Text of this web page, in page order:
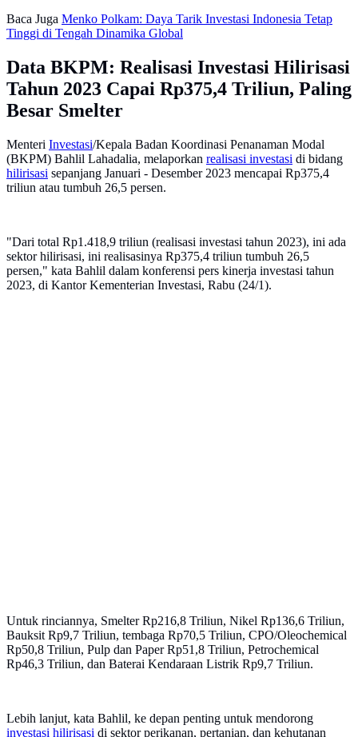
Baca Juga Menko Polkam: Daya Tarik Investasi Indonesia Tetap
Tinggi di Tengah Dinamika Global
Data BKPM: Realisasi Investasi Hilirisasi
Tahun 2023 Capai Rp375,4 Triliun, Paling
Besar Smelter
Menteri Investasi/Kepala Badan Koordinasi Penanaman Modal
(BKPM) Bahlil Lahadalia, melaporkan realisasi investasi di bidang
hilirisasi sepanjang Januari - Desember 2023 mencapai Rp375,4
triliun atau tumbuh 26,5 persen.
"Dari total Rp1.418,9 triliun (realisasi investasi tahun 2023), ini ada
sektor hilirisasi, ini realisasinya Rp375,4 triliun tumbuh 26,5
persen," kata Bahlil dalam konferensi pers kinerja investasi tahun
2023, di Kantor Kementerian Investasi, Rabu (24/1).
Untuk rinciannya, Smelter Rp216,8 Triliun, Nikel Rp136,6 Triliun,
Bauksit Rp9,7 Triliun, tembaga Rp70,5 Triliun, CPO/Oleochemical
Rp50,8 Triliun, Pulp dan Paper Rp51,8 Triliun, Petrochemical
Rp46,3 Triliun, dan Baterai Kendaraan Listrik Rp9,7 Triliun.
Lebih lanjut, kata Bahlil, ke depan penting untuk mendorong
investasi hilirisasi di sektor perikanan, pertanian, dan kehutanan